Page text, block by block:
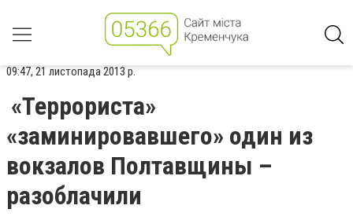
09:47, 21 листопада 2013 р.
«Террориста»
«заминировавшего» один из
вокзалов Полтавщины –
разоблачили